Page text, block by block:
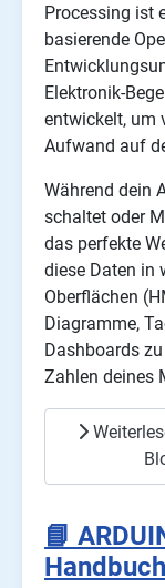
Processing ist
basierende
Elektronik-
entwickelt, um
Aufwand auf
Während dein
schaltet oder
das perfekte
diese Daten in
Oberflächen
Diagramme,
Dashboards
Zahlen deines
📘
Handbuch